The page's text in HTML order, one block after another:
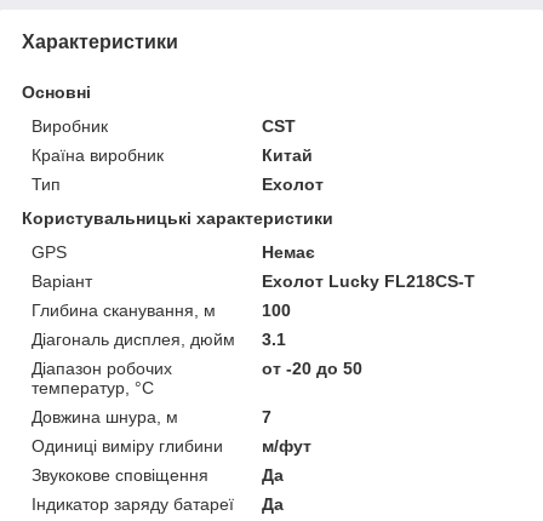
Характеристики
Основні
Виробник
CST
Країна виробник
Китай
Тип
Ехолот
Користувальницькі характеристики
GPS
Немає
Варіант
Ехолот Lucky FL218CS-T
Глибина сканування, м
100
Діагональ дисплея, дюйм
3.1
Діапазон робочих
температур, °C
от -20 до 50
Довжина шнура, м
7
Одиниці виміру глибини
м/фут
Звукокове сповіщення
Да
Індикатор заряду батареї
Да